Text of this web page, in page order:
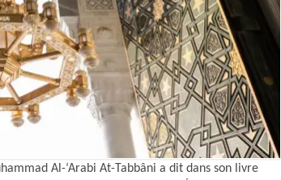
Al-‘Arabi At-Tabbâni a dit dans son livre